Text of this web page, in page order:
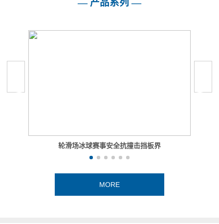
— 产品系列 —
轮滑场冰球赛事安全抗撞击挡板界
MORE